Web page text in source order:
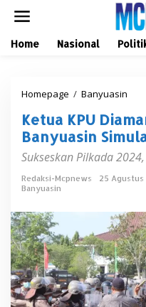
Home Nasional
Homepage / Banyuasin
t
u
a
K
U
i
a
m
a
n
k
a
n
Ketua KPU
Banyuasin
Sukseskan Pilkada 2024,
Redaksi-Mcpnews
25
Banyuasin